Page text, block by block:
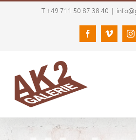
T +49 711 50 87 38 40 |
FacebookVimeo